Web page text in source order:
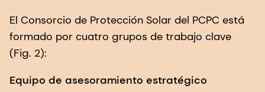
El Consorcio de Protección Solar del PCPC está
formado por cuatro grupos de trabajo clave
(Fig. 2):
Equipo de asesoramiento estratégico